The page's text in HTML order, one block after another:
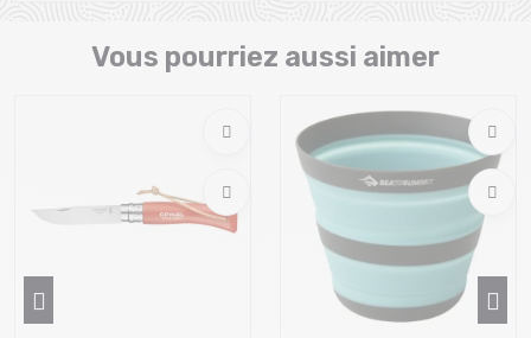
Vous pourriez aussi aimer